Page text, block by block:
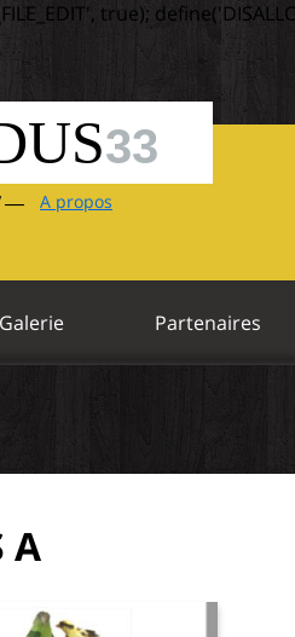
true);
33
— A propos
Galerie Partenaires
A